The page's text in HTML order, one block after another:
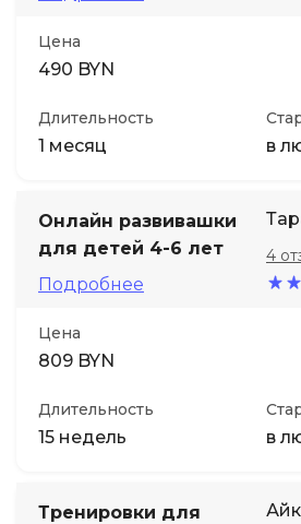
Цена
490 BYN
Длительность
1 месяц в
Онлайн развивашки
для детей 4-6 лет
Подробнее
4
Цена
809 BYN
Длительность
15 недель в
Тренировки для